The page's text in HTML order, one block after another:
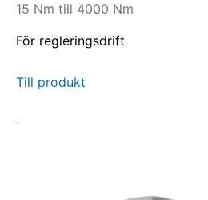
15 Nm till 4000 Nm
För regleringsdrift
Till produkt